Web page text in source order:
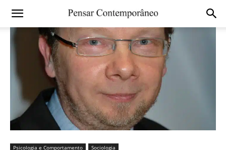
Psicologia e Comportamento Sociologia